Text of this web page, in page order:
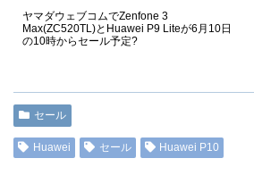
ヤマダウェブコムでZenfone 3
Max(ZC520TL)とHuawei P9 Liteが6月10日
の10時からセール予定?
セール
Huawei セール Huawei P10